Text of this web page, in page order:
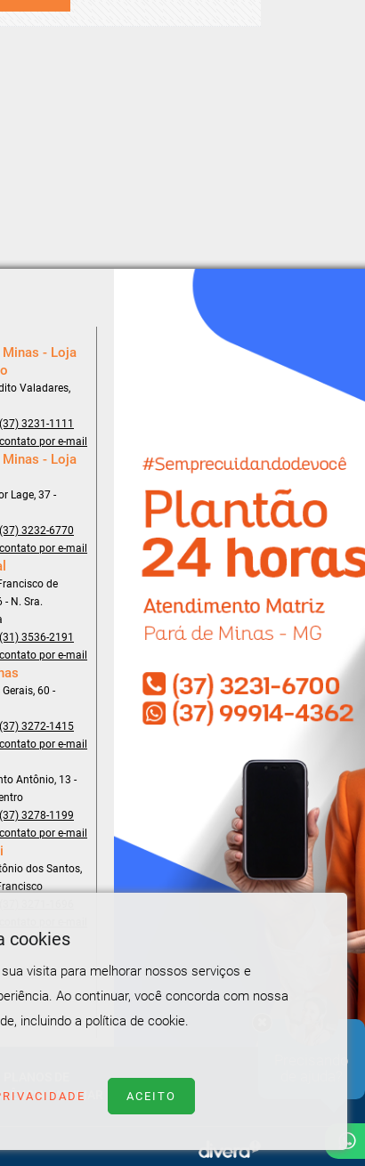
Precisando
cookies
visita para melhorar nossos serviços e
Ao continuar, você concorda com nossa
incluindo a política de cookie.
ACEITO
Minas - Loja
Valadares,
(37) 3231-1111
por e-mail
Minas - Loja
Lage, 37 -
(37) 3232-6770
por e-mail
de
- N. Sra.
(31) 3536-2191
por e-mail
60 -
(37) 3272-1415
por e-mail
Antônio, 13 -
(37) 3278-1199
por e-mail
dos Santos,
FAMILIAR